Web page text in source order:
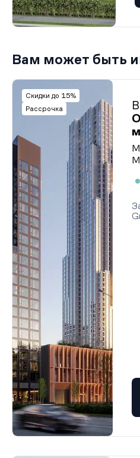
Вам может быть
Скидки до 15%
Рассрочка